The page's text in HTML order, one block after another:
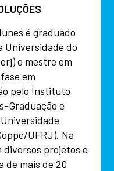
é graduado
Universidade do
e mestre em
em
pelo Instituto
Graduação e
UFRJ). Na
diversos projetos e
de mais de 20